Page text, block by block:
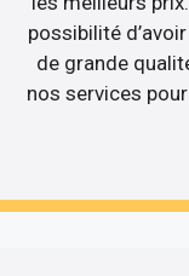
possibilité
de grande
nos services